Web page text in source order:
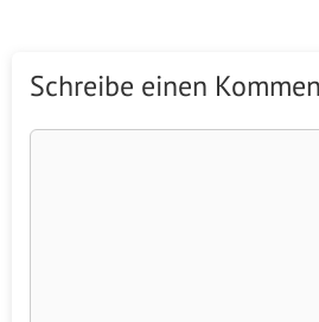
Schreibe einen